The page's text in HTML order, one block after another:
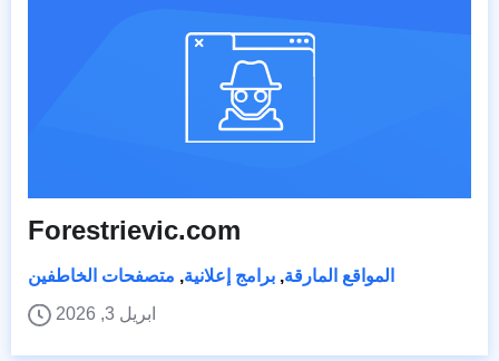
Forestrievic.com
المواقع المارقة, برامج إعلانية, متصفحات الخاطفين
ابريل 3, 2026